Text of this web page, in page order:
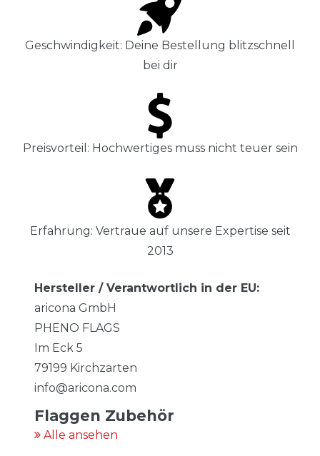
Geschwindigkeit: Deine Bestellung blitzschnell
bei dir
Preisvorteil: Hochwertiges muss nicht teuer sein
Erfahrung: Vertraue auf unsere Expertise seit
2013
Hersteller / Verantwortlich in der EU:
aricona GmbH
PHENO FLAGS
Im Eck 5
79199 Kirchzarten
info@aricona.com
Flaggen Zubehör
Alle ansehen